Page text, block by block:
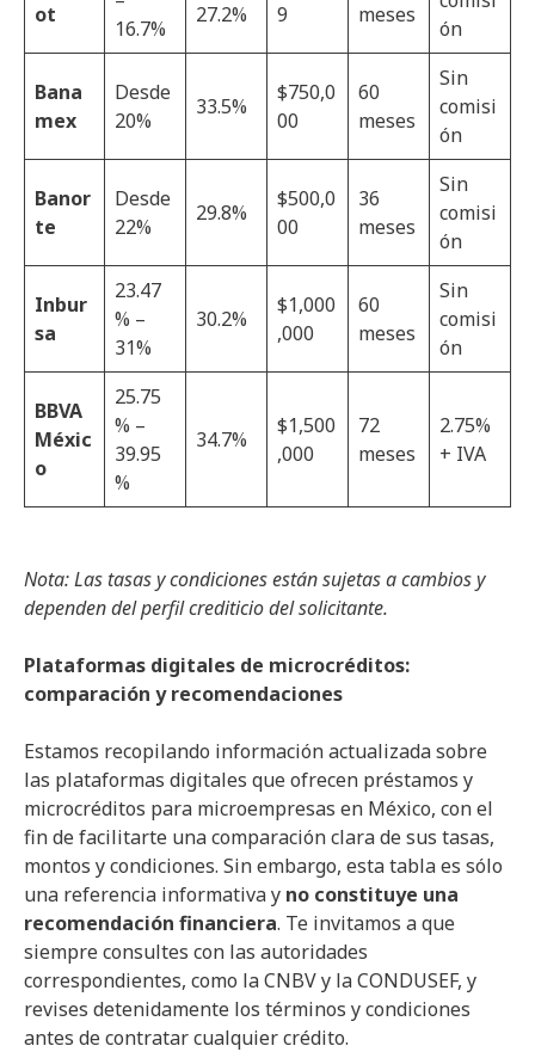
ot
16.7%
27.2% 9 meses
ón
Bana
mex
Desde
20%
33.5%
$750,0
00
60
meses
Sin
comisi
ón
Banor
te
Desde
22%
29.8%
$500,0
00
36
meses
Sin
comisi
ón
Inbur
sa
23.47
% –
31%
30.2%
$1,000
,000
60
meses
Sin
comisi
ón
BBVA
Méxic
o
25.75
% –
39.95
%
34.7%
$1,500
,000
72
meses
2.75%
+ IVA
Nota: Las tasas y condiciones están sujetas a cambios y
dependen del perfil crediticio del solicitante.
Plataformas digitales de microcréditos:
comparación y recomendaciones
Estamos recopilando información actualizada sobre
las plataformas digitales que ofrecen préstamos y
microcréditos para microempresas en México, con el
fin de facilitarte una comparación clara de sus tasas,
montos y condiciones. Sin embargo, esta tabla es sólo
una referencia informativa y no constituye una
recomendación financiera. Te invitamos a que
siempre consultes con las autoridades
correspondientes, como la CNBV y la CONDUSEF, y
revises detenidamente los términos y condiciones
antes de contratar cualquier crédito.